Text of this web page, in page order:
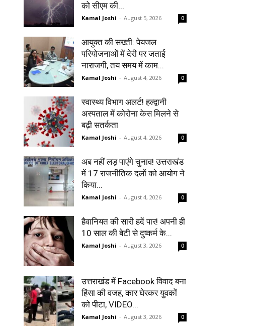
को सीएम की...
Kamal Joshi - August 5, 2026 0
आयुक्त की सख्ती: पेयजल
परियोजनाओं में देरी पर जताई
नाराजगी, तय समय में काम...
Kamal Joshi - August 4, 2026 0
स्वास्थ्य विभाग अलर्ट! हल्द्वानी
अस्पताल में कोरोना केस मिलने से
बढ़ी सतर्कता
Kamal Joshi - August 4, 2026 0
अब नहीं लड़ पाएंगे चुनाव! उत्तराखंड
में 17 राजनीतिक दलों को आयोग ने
किया...
Kamal Joshi - August 4, 2026 0
हैवानियत की सारी हदें पार! अपनी ही
10 साल की बेटी से दुष्कर्म के...
Kamal Joshi - August 3, 2026 0
उत्तराखंड में Facebook विवाद बना
हिंसा की वजह, कार घेरकर युवकों
को पीटा, VIDEO...
Kamal Joshi - August 3, 2026 0